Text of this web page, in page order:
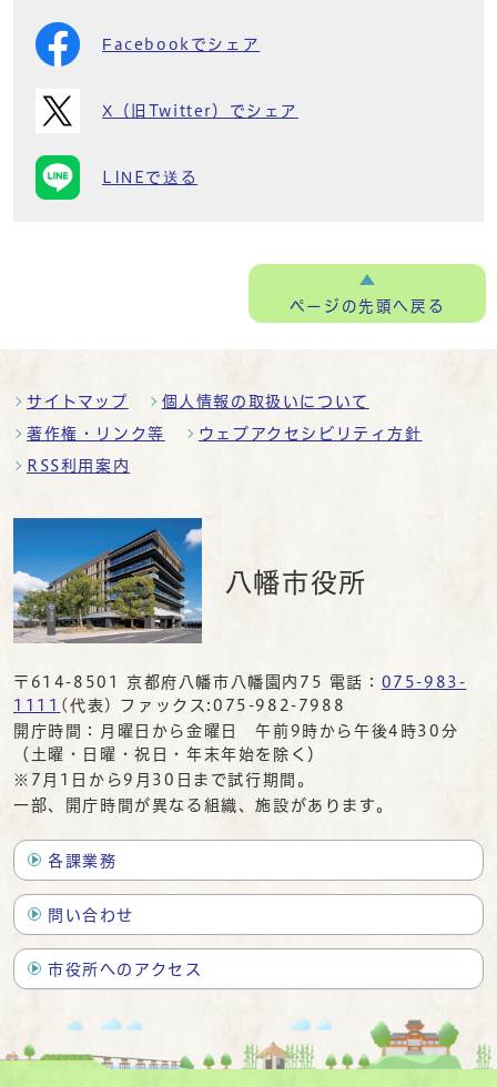
Facebookでシェア
X（旧Twitter）でシェア
LINEで送る
ページの先頭へ戻る
サイトマップ 個人情報の取扱いについて
著作権・リンク等 ウェブアクセシビリティ方針
RSS利用案内
八幡市役所
〒614-8501 京都府八幡市八幡園内75 電話： 075-983-
1111 (代表) ファックス:075-982-7988
開庁時間：月曜日から金曜日 午前9時から午後4時30分
（土曜・日曜・祝日・年末年始を除く）
※7月1日から9月30日まで試行期間。
一部、開庁時間が異なる組織、施設があります。
各課業務
問い合わせ
市役所へのアクセス